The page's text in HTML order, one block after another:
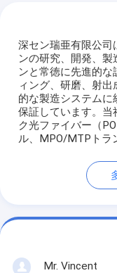
深セン瑞亜有限公司
ンの研究、開発、
ンと常徳に先進的
ィング、研磨、射
的な製造システム
保証しています。当
ク光ファイバー（
ル、MPO/MTPトラ
Mr. Vincent